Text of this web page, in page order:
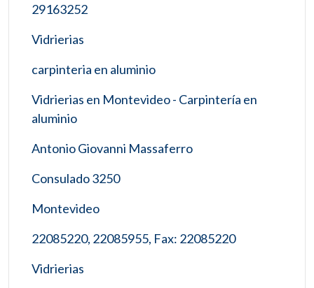
29163252
Vidrierias
carpinteria en aluminio
Vidrierias en Montevideo - Carpintería en
aluminio
Antonio Giovanni Massaferro
Consulado 3250
Montevideo
22085220, 22085955, Fax: 22085220
Vidrierias